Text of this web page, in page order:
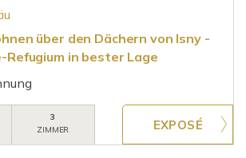
über den Dächern von Isny -
Refugium in bester Lage
3
ZIMMER